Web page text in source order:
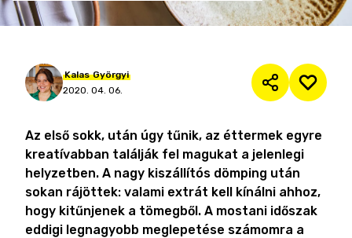
Kalas Györgyi
2020. 04. 06.
Az első sokk, után úgy tűnik, az éttermek egyre
kreatívabban találják fel magukat a jelenlegi
helyzetben. A nagy kiszállítós dömping után
sokan rájöttek: valami extrát kell kínálni ahhoz,
hogy kitűnjenek a tömegből. A mostani időszak
eddigi legnagyobb meglepetése számomra a